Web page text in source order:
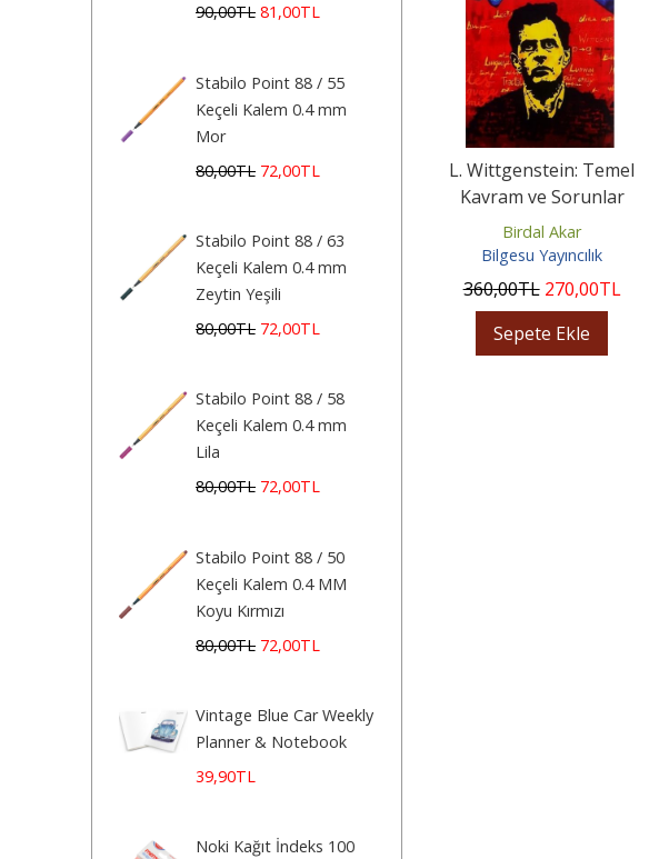
90,00TL 81 ,00TL
Stabilo Point 88 / 55
Keçeli Kalem 0.4 mm
Mor
80,00TL 72,00TL
Stabilo Point 88 / 63
Keçeli Kalem 0.4 mm
Zeytin Yeşili
80,00TL 72,00TL
Stabilo Point 88 / 58
Keçeli Kalem 0.4 mm
Lila
80,00TL 72,00TL
Stabilo Point 88 / 50
Keçeli Kalem 0.4 MM
Koyu Kırmızı
80,00TL 72,00TL
Vintage Blue Car Weekly
Planner & Notebook
39,90TL
Noki Kağıt İndeks 100
L. Wittgenstein: Temel
Kavram ve Sorunlar
Birdal Akar
Bilgesu Yayıncılık
360,00TL 270,00TL
Sepete Ekle